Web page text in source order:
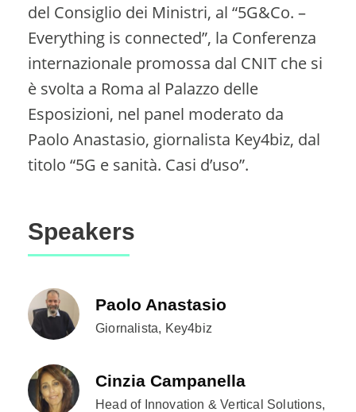
del Consiglio dei Ministri, al “5G&Co. –
Everything is connected”, la Conferenza
internazionale promossa dal CNIT che si
è svolta a Roma al Palazzo delle
Esposizioni, nel panel moderato da
Paolo Anastasio, giornalista Key4biz, dal
titolo “5G e sanità. Casi d’uso”.
Speakers
Paolo Anastasio
Giornalista, Key4biz
Cinzia Campanella
Head of Innovation & Vertical Solutions,